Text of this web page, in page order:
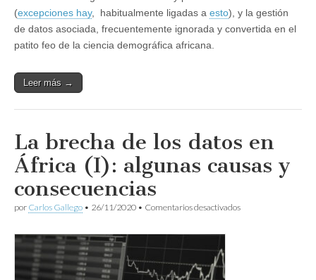
(excepciones hay, habitualmente ligadas a esto), y la gestión
de datos asociada, frecuentemente ignorada y convertida en el
patito feo de la ciencia demográfica africana.
Leer más →
La brecha de los datos en
África (I): algunas causas y
consecuencias
por Carlos Gallego • 26/11/2020 • Comentarios desactivadosen